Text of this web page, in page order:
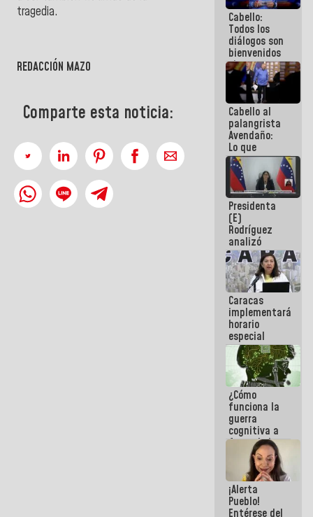
tragedia.
REDACCIÓN MAZO
Comparte esta noticia:
primer
encuentro
presencial
para el
diálogo
Cabello:
Todos los
diálogos son
bienvenidos
siempre que
estén en el
marco de la
Constitución
de la
República
Cabello al
palangrista
Avendaño:
Lo que
vayas a
escribir
hazlo hoy
por que no
sabemos si
la semana
que viene
hay
programa
Presidenta
(E)
Rodríguez
analizó
junto a
gobernadores
planes de
recuperación
del Sistema
Eléctrico
Nacional
Caracas
implementará
horario
especial
para
adaptarse
al plan de
ahorro
energético
¿Cómo
funciona la
guerra
cognitiva a
favor de la
narrativa
hegemónica?
(1)
¡Alerta
Pueblo!
Entérese del